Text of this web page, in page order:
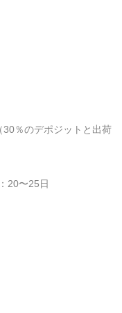
％のデポジットと出荷
20〜25日